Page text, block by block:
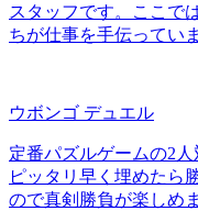
スタッフです。ここで
ちが仕事を手伝ってい
ウボンゴ デュエル
定番パズルゲームの2
ピッタリ早く埋めたら
ので真剣勝負が楽しめ